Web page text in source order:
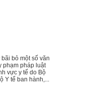
bỏ một số văn
phạm pháp luật
vực y tế do Bộ
Y tế ban hành,...